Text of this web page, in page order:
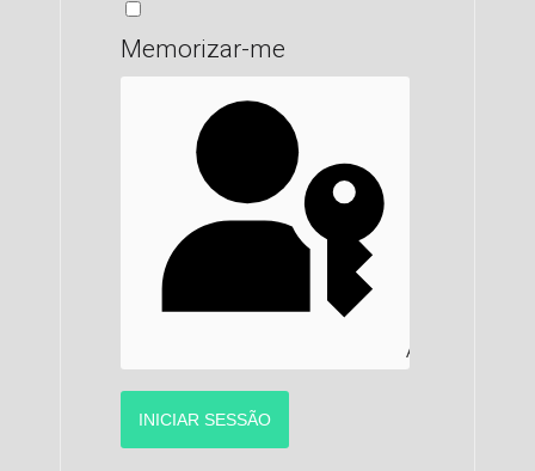
Memorizar-me
AUTENTICAR
INICIAR SESSÃO